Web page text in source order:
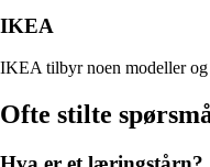
IKEA
IKEA tilbyr noen modeller og
Ofte stilte